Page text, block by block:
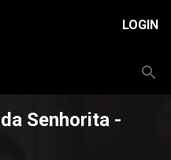
LOGIN
Senhorita -